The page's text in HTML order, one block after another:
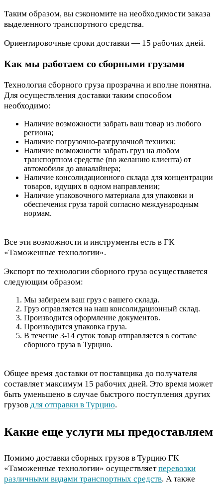
Таким образом, вы сэкономите на необходимости заказа
выделенного транспортного средства.
Ориентировочные сроки доставки — 15 рабочих дней.
Как мы работаем со сборными грузами
Технология сборного груза прозрачна и вполне понятна.
Для осуществления доставки таким способом
необходимо:
Наличие возможности забрать ваш товар из любого
региона;
Наличие погрузочно-разгрузочной техники;
Наличие возможности забрать груз на любом
транспортном средстве (по желанию клиента) от
автомобиля до авиалайнера;
Наличие консолидационного склада для концентрации
товаров, идущих в одном направлении;
Наличие упаковочного материала для упаковки и
обеспечения груза тарой согласно международным
нормам.
Все эти возможности и инструменты есть в ГК
«Таможенные технологии».
Экспорт по технологии сборного груза осуществляется
следующим образом:
Мы забираем ваш груз с вашего склада.
Груз оправляется на наш консолидационный склад.
Производится оформление документов.
Производится упаковка груза.
В течение 3-14 суток товар отправляется в составе
сборного груза в Турцию.
Общее время доставки от поставщика до получателя
составляет максимум 15 рабочих дней. Это время может
быть уменьшено в случае быстрого поступления других
грузов для отправки в Турцию.
Какие еще услуги мы предоставляем
Помимо доставки сборных грузов в Турцию ГК
«Таможенные технологии» осуществляетперевозки
различными видами транспортных средств. А также